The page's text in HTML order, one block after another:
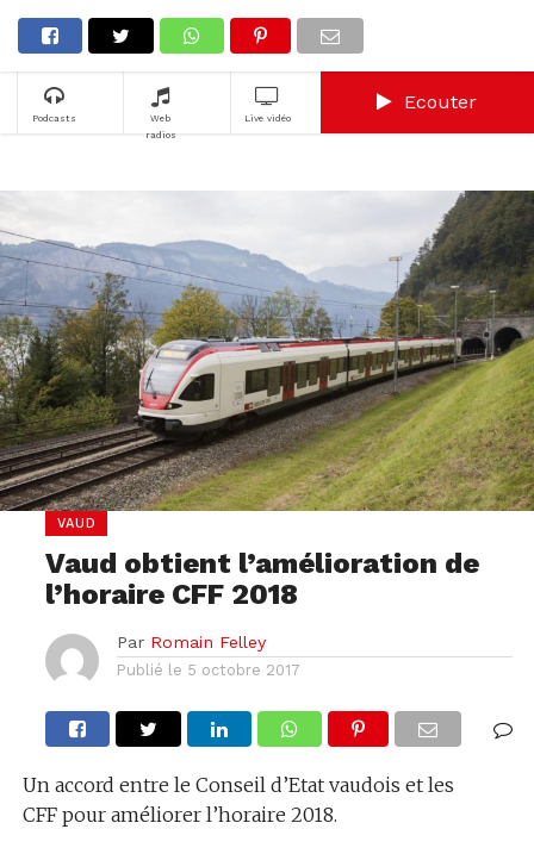
Podcasts
Web
radios
Live vidéo
Ecouter
VAUD
Vaud obtient l’amélioration de
l’horaire CFF 2018
Par Romain Felley
Publié le 5 octobre 2017
Un accord entre le Conseil d’Etat vaudois et les
CFF pour améliorer l’horaire 2018.